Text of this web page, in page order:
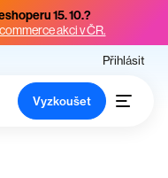
15. 10.?
akci v ČR.
Přihlásit
Vyzkoušet